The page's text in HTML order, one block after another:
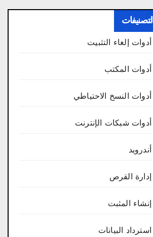
التصنيفات
أدوات إلغاء التثبيت
أدوات المكتب
أدوات النسخ الاحتياطي
أدوات شبكات الإنترنت
أندرويد
إدارة القرص
إنشاء المثبت
استرداد البيانات